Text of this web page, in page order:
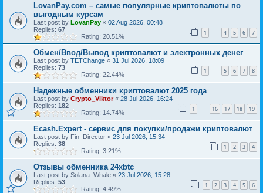
LovanPay.com – самые популярные криптовалюты по
выгодным курсам
Last post by LovanPay « 02 Aug 2026, 00:48
Replies: 67 1 4 5 6 7
Rating: 20.51%
Обмен/Ввод/Вывод криптовалют и электронных денег
Last post by TETChange « 31 Jul 2026, 18:09
Replies: 73 1 5 6 7 8
Rating: 22.44%
Надежные обменники криптовалют 2025 года
Last post by Crypto_Viktor« 28 Jul 2026, 16:24
Replies: 182 1 16 17 18 19
Rating: 14.74%
Ecash.Expert - сервис для покупки/продажи криптовалют
Last post by Fin_Director « 23 Jul 2026, 15:34
Replies: 38 1 2 3 4
Rating: 3.21%
Отзывы обменника 24xbtc
Last post by Solana_Whale « 23 Jul 2026, 15:28
Replies: 53 1 2 3 4 5 6
Rating: 4.49%